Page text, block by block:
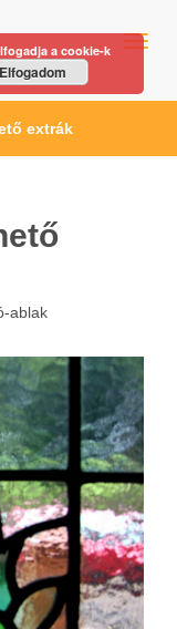
extrák
ablak
a cookie-k
Elfogadom